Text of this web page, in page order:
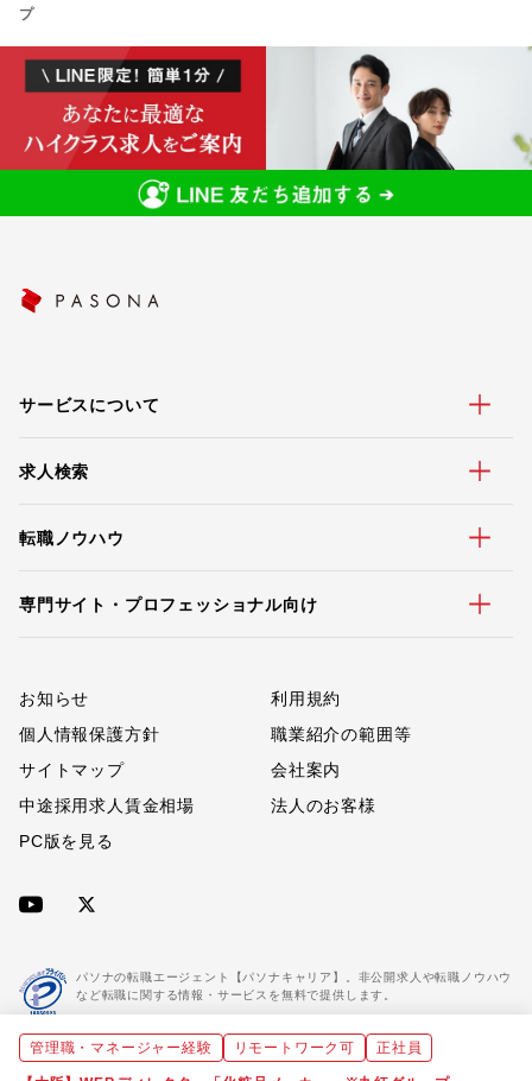
プ
サービスについて
求人検索
転職ノウハウ
専門サイト・プロフェッショナル向け
お知らせ
利用規約
個人情報保護方針
職業紹介の範囲等
サイトマップ
会社案内
中途採用求人賃金相場
法人のお客様
PC版を見る
パソナの転職エージェント【パソナキャリア】。非公開求人や転職ノウハウ
など転職に関する情報・サービスを無料で提供します。
「パソナキャリア」は職業紹介優良事業者に認定されています。
管理職・マネージャー経験 リモートワーク可 正社員